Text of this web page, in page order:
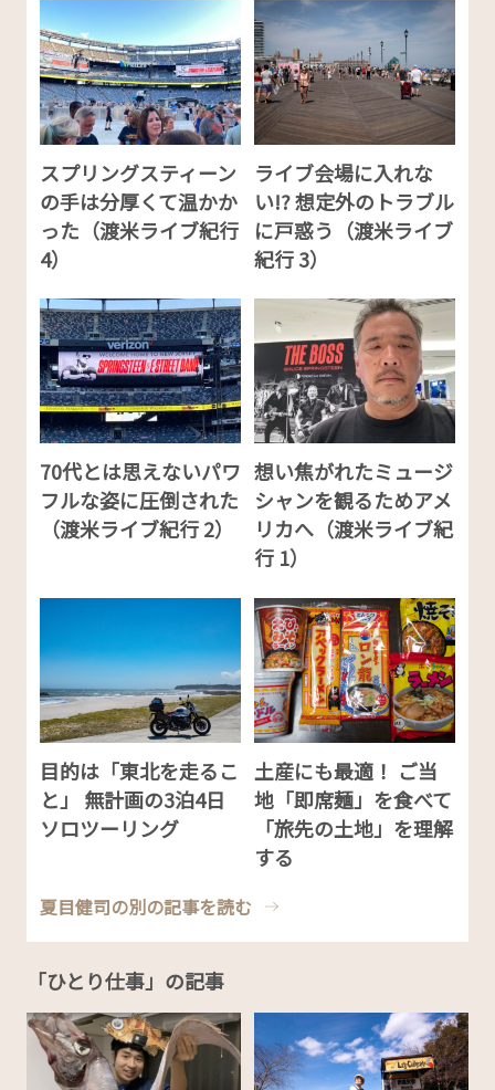
スプリングスティーン
の手は分厚くて温かか
った（渡米ライブ紀行
4）
ライブ会場に入れな
い!? 想定外のトラブル
に戸惑う（渡米ライブ
紀行 3）
70代とは思えないパワ
フルな姿に圧倒された
（渡米ライブ紀行 2）
想い焦がれたミュージ
シャンを観るためアメ
リカへ（渡米ライブ紀
行 1）
目的は「東北を走るこ
と」 無計画の3泊4日
ソロツーリング
土産にも最適！ ご当
地「即席麺」を食べて
「旅先の土地」を理解
する
夏目健司の別の記事を読む
「ひとり仕事」の記事